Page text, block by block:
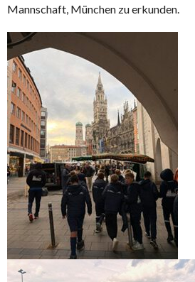
Mannschaft, München zu erkunden.